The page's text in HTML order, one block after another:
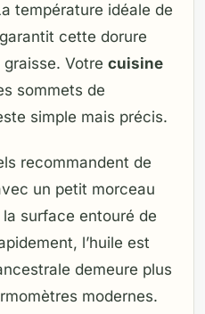
température idéale de
cette dorure
Votre cuisine
sommets de
simple mais précis.
recommandent de
un petit morceau
la surface entouré de
l’huile est
demeure plus
modernes.